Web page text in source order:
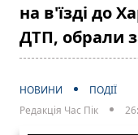
на в'їзді до
ДТП, обрали
НОВИНИ
ПОДІЇ
Редакція Час Пік